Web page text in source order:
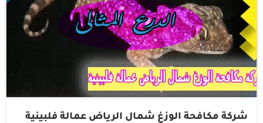
شركة مكافحة الوزغ شمال الرياض عمالة فلبينية